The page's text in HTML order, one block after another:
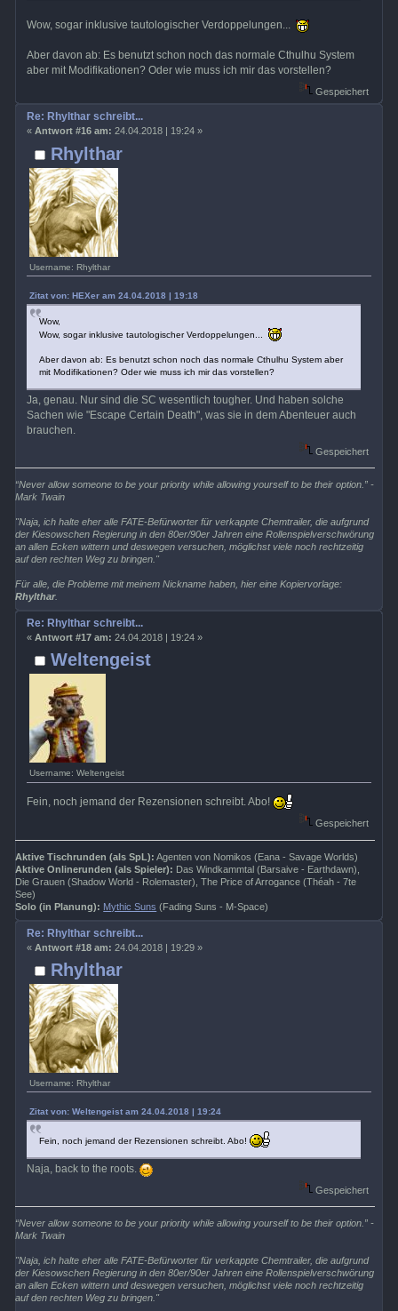
Wow, sogar inklusive tautologischer Verdoppelungen...
Aber davon ab: Es benutzt schon noch das normale Cthulhu System
aber mit Modifikationen? Oder wie muss ich mir das vorstellen?
Gespeichert
Rhylthar
Username: Rhylthar
Re: Rhylthar schreibt...
« Antwort #16 am: 24.04.2018 | 19:24 »
Zitat von: HEXer am 24.04.2018 | 19:18
Wow,
Wow, sogar inklusive tautologischer Verdoppelungen...
Aber davon ab: Es benutzt schon noch das normale Cthulhu System aber
mit Modifikationen? Oder wie muss ich mir das vorstellen?
Ja, genau. Nur sind die SC wesentlich tougher. Und haben solche
Sachen wie "Escape Certain Death", was sie in dem Abenteuer auch
brauchen.
Gespeichert
“Never allow someone to be your priority while allowing yourself to be their option.” -
Mark Twain
"Naja, ich halte eher alle FATE-Befürworter für verkappte Chemtrailer, die aufgrund
der Kiesowschen Regierung in den 80er/90er Jahren eine Rollenspielverschwörung
an allen Ecken wittern und deswegen versuchen, möglichst viele noch rechtzeitig
auf den rechten Weg zu bringen."
Für alle, die Probleme mit meinem Nickname haben, hier eine Kopiervorlage:
Rhylthar.
Weltengeist
Username: Weltengeist
Re: Rhylthar schreibt...
« Antwort #17 am: 24.04.2018 | 19:24 »
Fein, noch jemand der Rezensionen schreibt. Abo!
Gespeichert
Aktive Tischrunden (als SpL): Agenten von Nomikos (Eana - Savage Worlds)
Aktive Onlinerunden (als Spieler): Das Windkammtal (Barsaive - Earthdawn),
Die Grauen (Shadow World - Rolemaster), The Price of Arrogance (Théah - 7te
See)
Solo (in Planung): Mythic Suns (Fading Suns - M-Space)
Rhylthar
Username: Rhylthar
Re: Rhylthar schreibt...
« Antwort #18 am: 24.04.2018 | 19:29 »
Zitat von: Weltengeist am 24.04.2018 | 19:24
Fein, noch jemand der Rezensionen schreibt. Abo!
Naja, back to the roots.
Gespeichert
“Never allow someone to be your priority while allowing yourself to be their option.” -
Mark Twain
"Naja, ich halte eher alle FATE-Befürworter für verkappte Chemtrailer, die aufgrund
der Kiesowschen Regierung in den 80er/90er Jahren eine Rollenspielverschwörung
an allen Ecken wittern und deswegen versuchen, möglichst viele noch rechtzeitig
auf den rechten Weg zu bringen."